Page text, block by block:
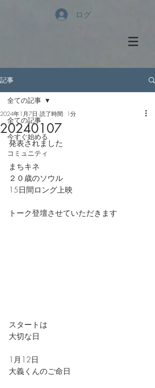
ログイン
記事
全ての記事
今すぐ始める
コミュニティ
全ての記事
20240107
2024年1月7日 読了時間: 1分
発表されました
まちキネ
２０歳のソウル
15日間ロング上映
トーク登壇させていただきます
スタートは
大切な日
1月12日
大義くんのご命日